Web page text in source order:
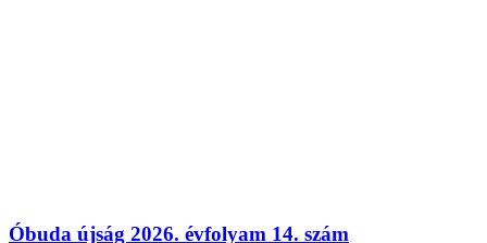
Óbuda újság 2026. évfolyam 14. szám